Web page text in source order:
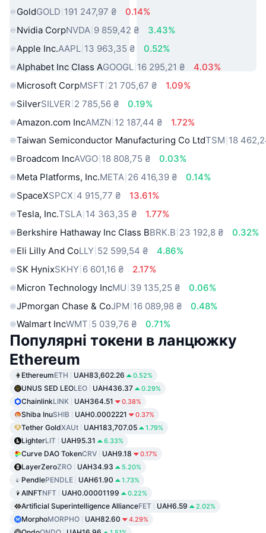
GoldGOLD 191 247,97 ₴
0.14%
Nvidia CorpNVDA 9 859,42 ₴
3.43%
Apple Inc.AAPL 13 963,35 ₴
0.52%
Alphabet Inc Class AGOOGL 16 295,21 ₴
4.03%
Microsoft CorpMSFT 21 705,67 ₴
1.09%
SilverSILVER 2 785,56 ₴
0.19%
Amazon.com IncAMZN 12 187,44 ₴
1.72%
Taiwan Semiconductor Manufacturing Co LtdTSM 18
Broadcom IncAVGO 18 808,75 ₴
0.03%
Meta Platforms, Inc.META 26 416,39 ₴
0.14%
SpaceXSPCX 4 915,77 ₴
13.61%
Tesla, Inc.TSLA 14 363,35 ₴
1.77%
Berkshire Hathaway Inc Class BBRK.B 23 192,8 ₴
0.32%
Eli Lilly And CoLLY 52 599,54 ₴
4.86%
SK HynixSKHY 6 601,16 ₴
2.17%
Micron Technology IncMU 39 135,25 ₴
0.06%
JPmorgan Chase & CoJPM 16 089,98 ₴
0.48%
Walmart IncWMT 5 039,76 ₴ 0.71%
Популярні токени в ланцюжку
Ethereum
EthereumETH UAH83,602.26 0.52%
UNUS SED LEOLEO UAH436.37 0.29%
ChainlinkLINK UAH364.51 0.38%
Shiba InuSHIB UAH0.0002221 0.37%
Tether GoldXAUt UAH183,707.05 1.79%
LighterLIT UAH95.31 6.33%
Curve DAO TokenCRV UAH9.18 0.17%
LayerZeroZRO UAH34.93 5.20%
PendlePENDLE UAH61.90 1.73%
AINFTNFT UAH0.00001199 0.22%
Artificial Superintelligence AllianceFET UAH6.59 2.02%
MorphoMORPHO UAH82.60 4.29%